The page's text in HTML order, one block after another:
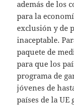
además de los
para la
exclusión y de
inaceptable.
paquete de
para que los
programa de
jóvenes de
países de la